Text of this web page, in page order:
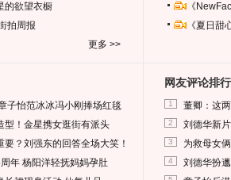
的欲望衣橱
拍周报
更多 >>
《
《夏日
子怡范冰冰冯小刚捧场红毯
型！金星携女逛街有派头
？刘强东的回答全场大笑！
年 杨阳洋轻抚妈妈孕肚
网友评论排行
1 董卿：这
2 刘德华新
3 为救母女
4 刘德华扮